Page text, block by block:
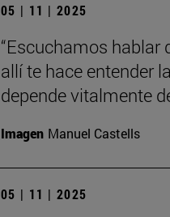
05 | 11 | 2025
“Escuchamos hablar
allí te hace entender
depende vitalmente
Imagen Manuel Castells
05 | 11 | 2025